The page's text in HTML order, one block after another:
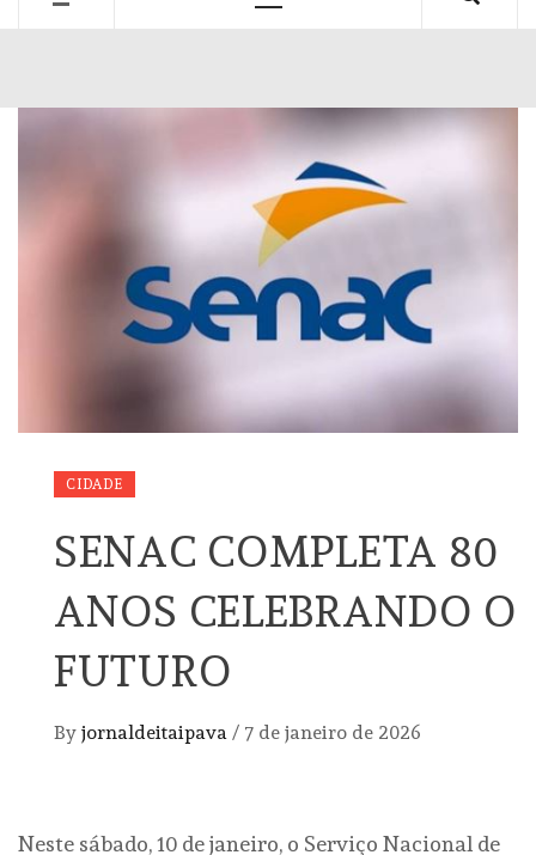
CIDADE
SENAC COMPLETA 80
ANOS CELEBRANDO O
FUTURO
By jornaldeitaipava / 7 de janeiro de 2026
Neste sábado, 10 de janeiro, o Serviço Nacional de